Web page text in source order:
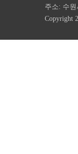
주소: 수원
Copyright